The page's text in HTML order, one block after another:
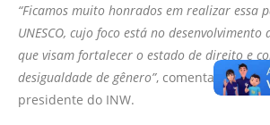
“Ficamos muito honrados em realizar essa
UNESCO, cujo foco está no desenvolvimento
que visam fortalecer o estado de direito e
desigualdade de gênero”, comenta Anne
presidente do INW.